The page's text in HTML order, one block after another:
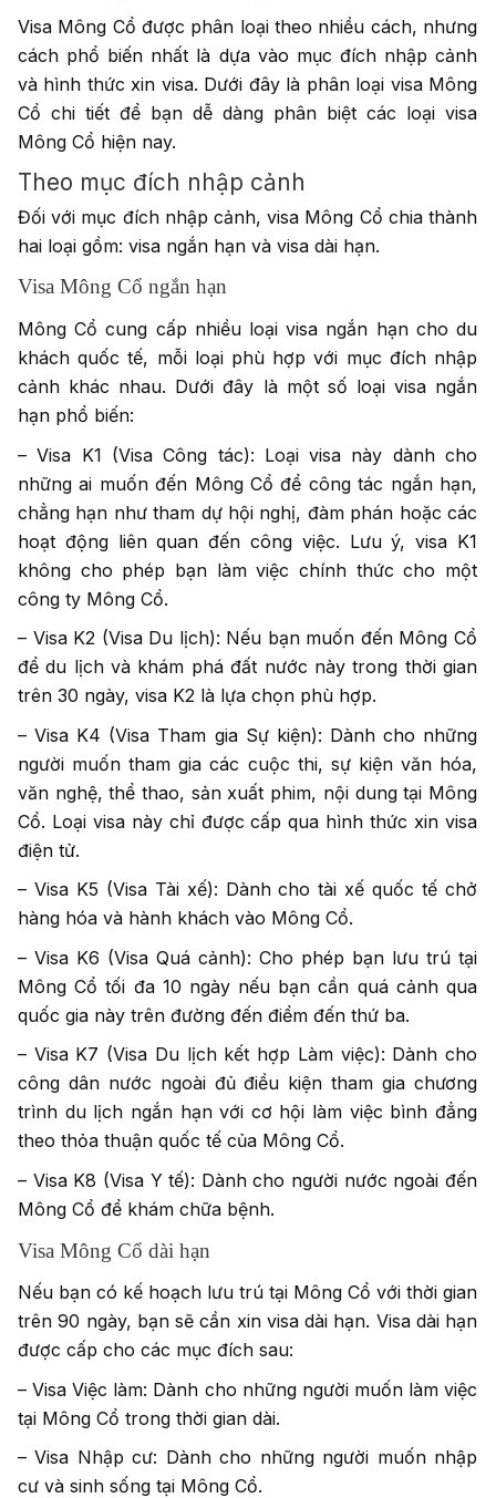
Visa Mông Cổ được phân loại theo nhiều cách, nhưng
cách phổ biến nhất là dựa vào mục đích nhập cảnh
và hình thức xin visa. Dưới đây là phân loại visa Mông
Cổ chi tiết để bạn dễ dàng phân biệt các loại visa
Mông Cổ hiện nay.
Theo mục đích nhập cảnh
Đối với mục đích nhập cảnh, visa Mông Cổ chia thành
hai loại gồm: visa ngắn hạn và visa dài hạn.
Visa Mông Cổ ngắn hạn
Mông Cổ cung cấp nhiều loại visa ngắn hạn cho du
khách quốc tế, mỗi loại phù hợp với mục đích nhập
cảnh khác nhau. Dưới đây là một số loại visa ngắn
hạn phổ biến:
– Visa K1 (Visa Công tác): Loại visa này dành cho
những ai muốn đến Mông Cổ để công tác ngắn hạn,
chẳng hạn như tham dự hội nghị, đàm phán hoặc các
hoạt động liên quan đến công việc. Lưu ý, visa K1
không cho phép bạn làm việc chính thức cho một
công ty Mông Cổ.
– Visa K2 (Visa Du lịch): Nếu bạn muốn đến Mông Cổ
để du lịch và khám phá đất nước này trong thời gian
trên 30 ngày, visa K2 là lựa chọn phù hợp.
– Visa K4 (Visa Tham gia Sự kiện): Dành cho những
người muốn tham gia các cuộc thi, sự kiện văn hóa,
văn nghệ, thể thao, sản xuất phim, nội dung tại Mông
Cổ. Loại visa này chỉ được cấp qua hình thức xin visa
điện tử.
– Visa K5 (Visa Tài xế): Dành cho tài xế quốc tế chở
hàng hóa và hành khách vào Mông Cổ.
– Visa K6 (Visa Quá cảnh): Cho phép bạn lưu trú tại
Mông Cổ tối đa 10 ngày nếu bạn cần quá cảnh qua
quốc gia này trên đường đến điểm đến thứ ba.
– Visa K7 (Visa Du lịch kết hợp Làm việc): Dành cho
công dân nước ngoài đủ điều kiện tham gia chương
trình du lịch ngắn hạn với cơ hội làm việc bình đẳng
theo thỏa thuận quốc tế của Mông Cổ.
– Visa K8 (Visa Y tế): Dành cho người nước ngoài đến
Mông Cổ để khám chữa bệnh.
Visa Mông Cổ dài hạn
Nếu bạn có kế hoạch lưu trú tại Mông Cổ với thời gian
trên 90 ngày, bạn sẽ cần xin visa dài hạn. Visa dài hạn
được cấp cho các mục đích sau:
– Visa Việc làm: Dành cho những người muốn làm việc
tại Mông Cổ trong thời gian dài.
– Visa Nhập cư: Dành cho những người muốn nhập
cư và sinh sống tại Mông Cổ.